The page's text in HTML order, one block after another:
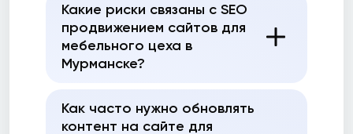
Какие риски связаны с SEO
продвижением сайтов для
мебельного цеха в
Мурманске?
Как часто нужно обновлять
контент на сайте для